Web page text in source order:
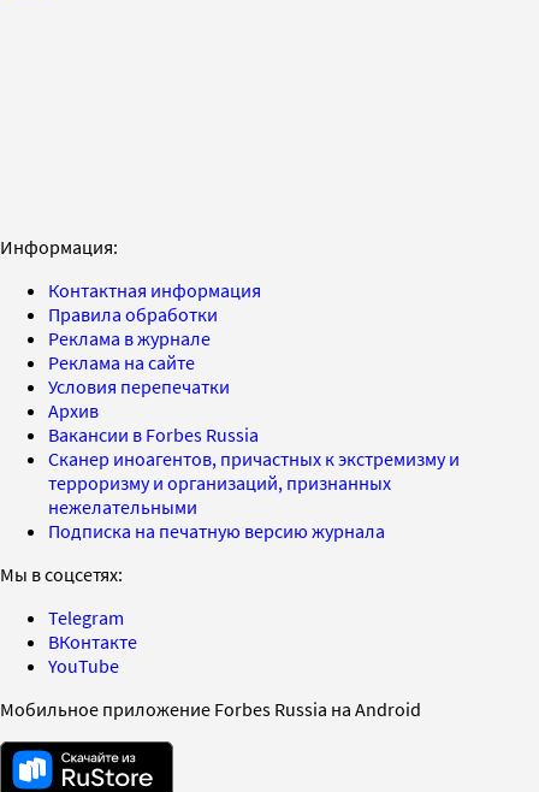
Информация:
Контактная информация
Правила обработки
Реклама в журнале
Реклама на сайте
Условия перепечатки
Архив
Вакансии в Forbes Russia
Сканер иноагентов, причастных к экстремизму и
терроризму и организаций, признанных
нежелательными
Подписка на печатную версию журнала
Мы в соцсетях:
Telegram
ВКонтакте
YouTube
Мобильное приложение Forbes Russia на Android